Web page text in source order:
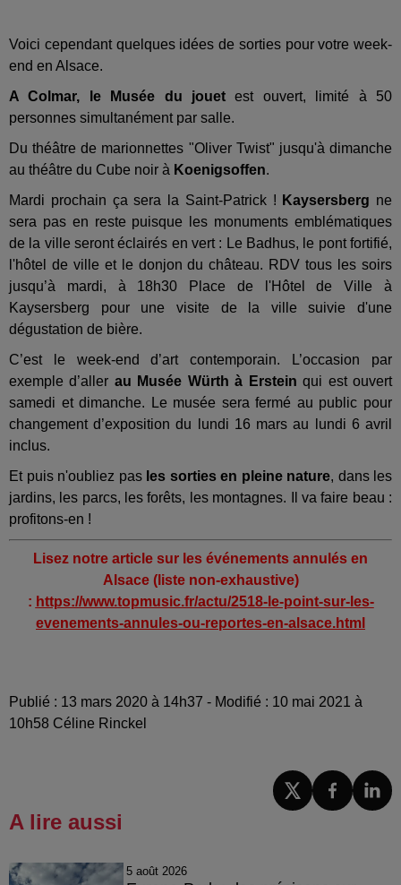
Voici cependant quelques idées de sorties pour votre week-
end en Alsace.
A Colmar, le Musée du jouet est ouvert, limité à 50
personnes simultanément par salle.
Du théâtre de marionnettes "Oliver Twist" jusqu'à dimanche
au théâtre du Cube noir à Koenigsoffen.
Mardi prochain ça sera la Saint-Patrick ! Kaysersberg ne
sera pas en reste puisque les monuments emblématiques
de la ville seront éclairés en vert : Le Badhus, le pont fortifié,
l'hôtel de ville et le donjon du château. RDV tous les soirs
jusqu’à mardi, à 18h30 Place de l'Hôtel de Ville à
Kaysersberg pour une visite de la ville suivie d'une
dégustation de bière.
C’est le week-end d’art contemporain. L’occasion par
exemple d’aller au Musée Würth à Erstein qui est ouvert
samedi et dimanche. Le musée sera fermé au public pour
changement d’exposition du lundi 16 mars au lundi 6 avril
inclus.
Et puis n'oubliez pas les sorties en pleine nature, dans les
jardins, les parcs, les forêts, les montagnes. Il va faire beau :
profitons-en !
Lisez notre article sur les événements annulés en
Alsace (liste non-exhaustive)
: https://www.topmusic.fr/actu/2518-le-point-sur-les-
evenements-annules-ou-reportes-en-alsace.html
Publié : 13 mars 2020 à 14h37 - Modifié : 10 mai 2021 à
10h58 Céline Rinckel
A lire aussi
5 août 2026